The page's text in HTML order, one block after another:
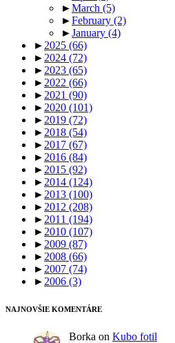
►March (5)
►February (2)
►January (4)
► 2025 (66)
► 2024 (72)
► 2023 (65)
► 2022 (66)
► 2021 (90)
► 2020 (101)
► 2019 (72)
► 2018 (54)
► 2017 (67)
► 2016 (84)
► 2015 (92)
► 2014 (124)
► 2013 (100)
► 2012 (208)
► 2011 (194)
► 2010 (107)
► 2009 (87)
► 2008 (66)
► 2007 (74)
► 2006 (3)
NAJNOVŠIE KOMENTÁRE
Borka on Kubo fotil